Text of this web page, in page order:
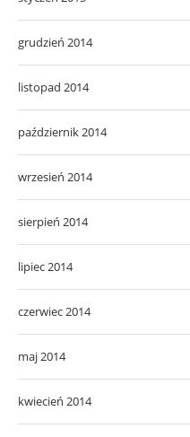
grudzień 2014
listopad 2014
październik 2014
wrzesień 2014
sierpień 2014
lipiec 2014
czerwiec 2014
maj 2014
kwiecień 2014